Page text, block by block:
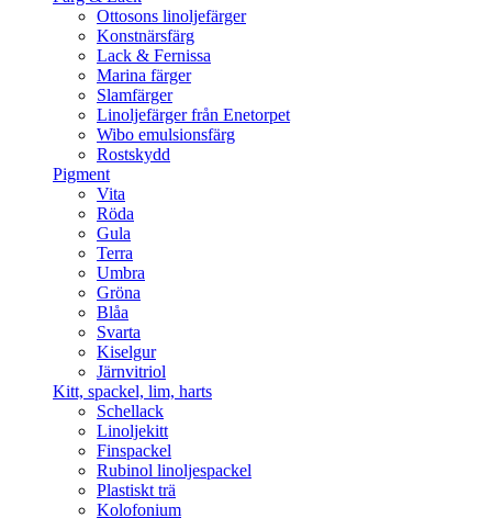
Ottosons linoljefärger
Konstnärsfärg
Lack & Fernissa
Marina färger
Slamfärger
Linoljefärger från Enetorpet
Wibo emulsionsfärg
Rostskydd
Pigment
Vita
Röda
Gula
Terra
Umbra
Gröna
Blåa
Svarta
Kiselgur
Järnvitriol
Kitt, spackel, lim, harts
Schellack
Linoljekitt
Finspackel
Rubinol linoljespackel
Plastiskt trä
Kolofonium